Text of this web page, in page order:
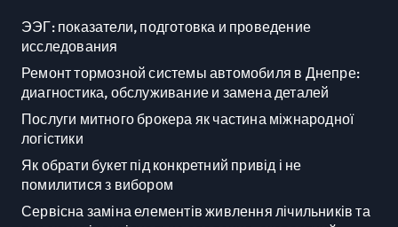
ЭЭГ: показатели, подготовка и проведение
исследования
Ремонт тормозной системы автомобиля в Днепре:
диагностика, обслуживание и замена деталей
Послуги митного брокера як частина міжнародної
логістики
Як обрати букет під конкретний привід і не
помилитися з вибором
Сервісна заміна елементів живлення лічильників та